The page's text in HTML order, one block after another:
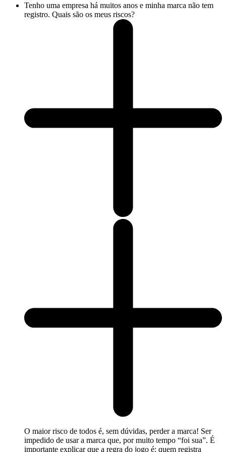
Tenho uma empresa há muitos anos e minha marca não tem
registro. Quais são os meus riscos?
O maior risco de todos é, sem dúvidas, perder a marca! Ser
impedido de usar a marca que, por muito tempo “foi sua”. É
importante explicar que a regra do jogo é: quem registra